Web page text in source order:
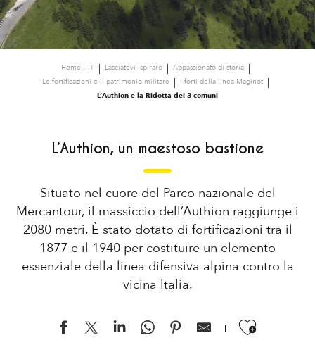
Home – IT Lasciatevi ispirare
Appassionato di storia
Le fortificazioni e il patrimonio militare
I forti della linea Maginot
L’Authion e la Ridotta dei 3 comuni
L’Authion, un maestoso bastione
Situato nel cuore del Parco nazionale del
Mercantour, il massiccio dell’Authion raggiunge i
2080 metri. È stato dotato di fortificazioni tra il
1877 e il 1940 per costituire un elemento
essenziale della linea difensiva alpina contro la
vicina Italia.